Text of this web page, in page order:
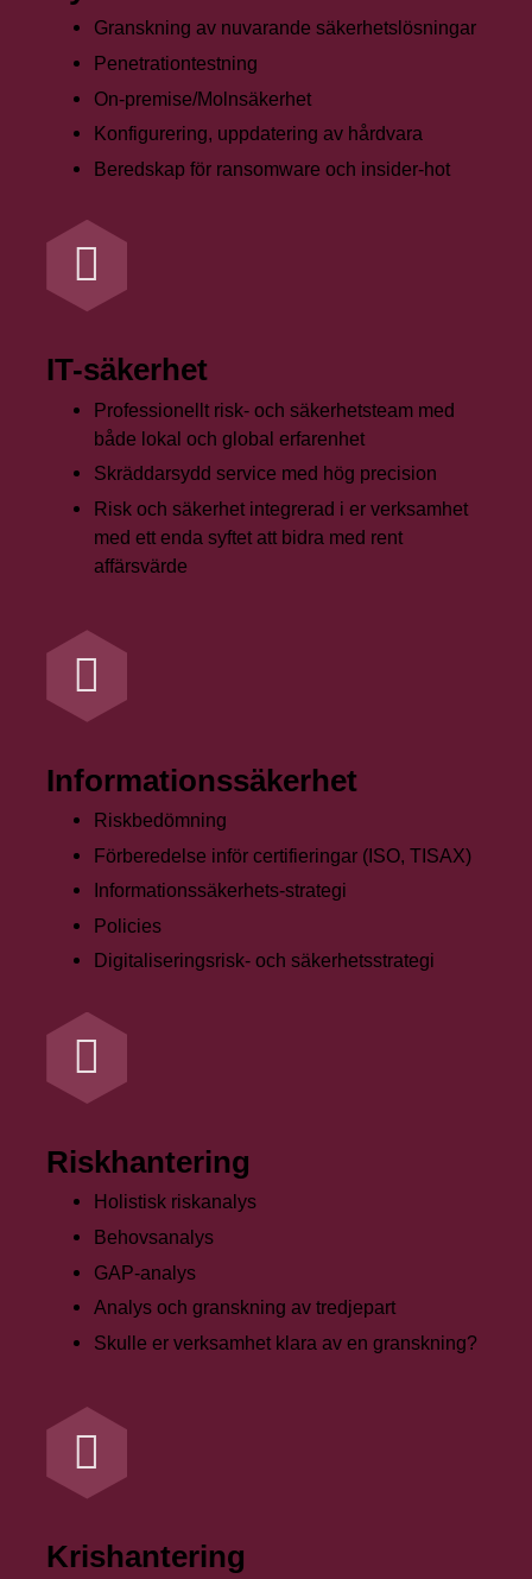
Granskning av nuvarande säkerhetslösningar
Penetrationtestning
On-premise/Molnsäkerhet
Konfigurering, uppdatering av hårdvara
Beredskap för ransomware och insider-hot
IT-säkerhet
Professionellt risk- och säkerhetsteam med
både lokal och global erfarenhet
Skräddarsydd service med hög precision
Risk och säkerhet integrerad i er verksamhet
med ett enda syftet att bidra med rent
affärsvärde
Informationssäkerhet
Riskbedömning
Förberedelse inför certifieringar (ISO, TISAX)
Informationssäkerhets-strategi
Policies
Digitaliseringsrisk- och säkerhetsstrategi
Riskhantering
Holistisk riskanalys
Behovsanalys
GAP-analys
Analys och granskning av tredjepart
Skulle er verksamhet klara av en granskning?
Krishantering